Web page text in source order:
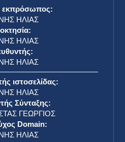
εκπρόσωπος:
ΗΛΙΑΣ
ΗΛΙΑΣ
ΗΛΙΑΣ
ιστοσελίδας:
ΗΛΙΑΣ
Σύνταξης:
ΓΕΩΡΓΙΟΣ
Domain:
ΗΛΙΑΣ